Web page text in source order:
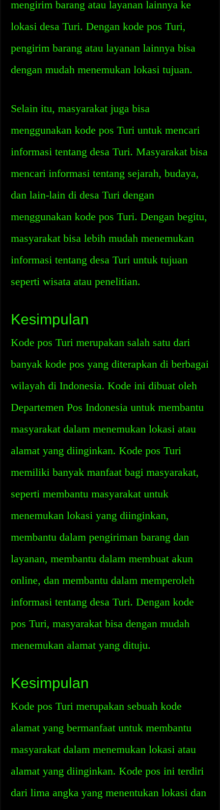
mengirim barang atau layanan lainnya ke
lokasi desa Turi. Dengan kode pos Turi,
pengirim barang atau layanan lainnya bisa
dengan mudah menemukan lokasi tujuan.
Selain itu, masyarakat juga bisa
menggunakan kode pos Turi untuk mencari
informasi tentang desa Turi. Masyarakat bisa
mencari informasi tentang sejarah, budaya,
dan lain-lain di desa Turi dengan
menggunakan kode pos Turi. Dengan begitu,
masyarakat bisa lebih mudah menemukan
informasi tentang desa Turi untuk tujuan
seperti wisata atau penelitian.
Kesimpulan
Kode pos Turi merupakan salah satu dari
banyak kode pos yang diterapkan di berbagai
wilayah di Indonesia. Kode ini dibuat oleh
Departemen Pos Indonesia untuk membantu
masyarakat dalam menemukan lokasi atau
alamat yang diinginkan. Kode pos Turi
memiliki banyak manfaat bagi masyarakat,
seperti membantu masyarakat untuk
menemukan lokasi yang diinginkan,
membantu dalam pengiriman barang dan
layanan, membantu dalam membuat akun
online, dan membantu dalam memperoleh
informasi tentang desa Turi. Dengan kode
pos Turi, masyarakat bisa dengan mudah
menemukan alamat yang dituju.
Kesimpulan
Kode pos Turi merupakan sebuah kode
alamat yang bermanfaat untuk membantu
masyarakat dalam menemukan lokasi atau
alamat yang diinginkan. Kode pos ini terdiri
dari lima angka yang menentukan lokasi dan